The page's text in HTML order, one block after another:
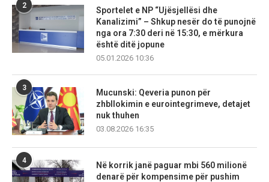
2
Sportelet e NP “Ujësjellësi dhe
Kanalizimi” – Shkup nesër do të punojnë
nga ora 7:30 deri në 15:30, e mërkura
është ditë jopune
05.01.2026 10:36
3
Mucunski: Qeveria punon për
zhbllokimin e eurointegrimeve, detajet
nuk thuhen
03.08.2026 16:35
4
Në korrik janë paguar mbi 560 milionë
denarë për kompensime për pushim